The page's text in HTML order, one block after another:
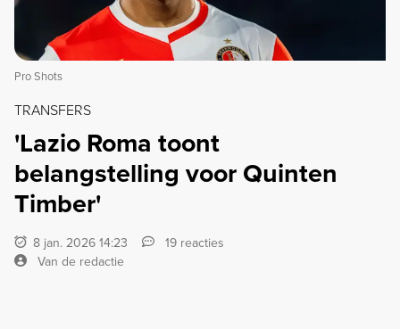
Pro Shots
TRANSFERS
'Lazio Roma toont
belangstelling voor Quinten
Timber'
8 jan. 2026 14:23
19 reacties
Van de redactie